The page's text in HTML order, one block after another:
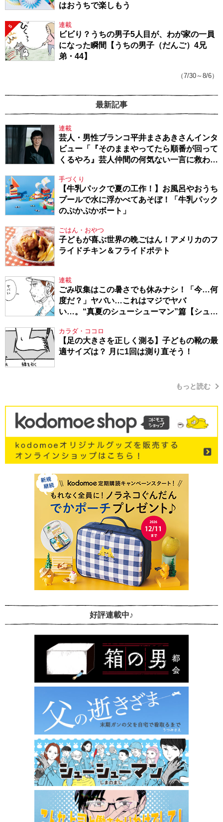
はおうちで楽しもう
5 連載
ビビり？うちの男子5人目が、わが家の一員
になった瞬間【うちの男子（だんご）4兄
弟・44】
（7/30～8/6）
最新記事
連載
芸人・男性ブランコ平井まさあきさんインタ
ビュー「『そのままやってたら順番が回って
くるやろ』芸人仲間の何気ない一言に救われ
手づくり
【牛乳パックで夏の工作！】お風呂やおうち
プールで水に浮かべてあそぼ！「牛乳パック
のぷかぷかボート」
ごはん・おやつ
子どもが喜ぶ世界の晩ごはん！アメリカのフ
ライドチキン＆フライドポテト
連載
ごみ収集はこの暑さでも休みナシ！「今…何
度だ？」ヤバい…これはマジでヤバ
い…。“真夏のシューシューマン”篇【シュー
カラダ・ココロ
【足の大きさを正しく測る】子どもの靴の最
適サイズは？ 月に1回は測り直そう！
もっと読む
好評連載中♪